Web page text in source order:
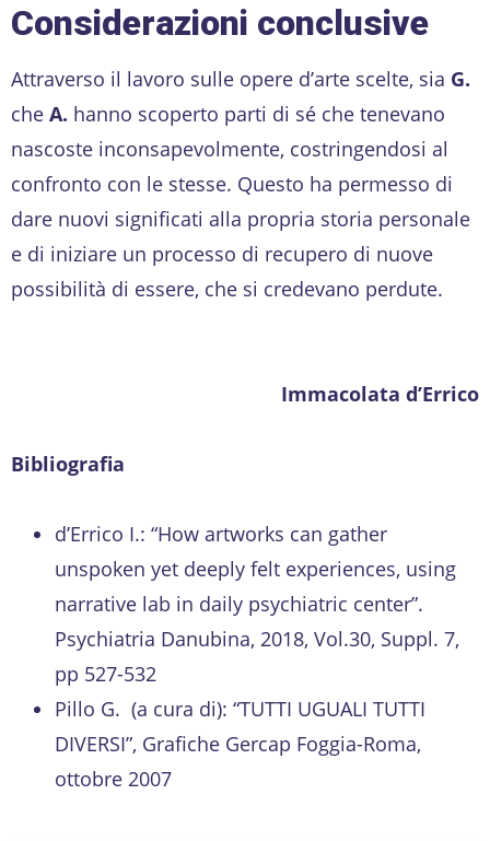
Considerazioni conclusive
Attraverso il lavoro sulle opere d’arte scelte, sia G.
che A. hanno scoperto parti di sé che tenevano
nascoste inconsapevolmente, costringendosi al
confronto con le stesse. Questo ha permesso di
dare nuovi significati alla propria storia personale
e di iniziare un processo di recupero di nuove
possibilità di essere, che si credevano perdute.
Immacolata d’Errico
Bibliografia
d’Errico I.: “How artworks can gather
unspoken yet deeply felt experiences, using
narrative lab in daily psychiatric center”.
Psychiatria Danubina, 2018, Vol.30, Suppl. 7,
pp 527-532
Pillo G. (a cura di): “TUTTI UGUALI TUTTI
DIVERSI”, Grafiche Gercap Foggia-Roma,
ottobre 2007